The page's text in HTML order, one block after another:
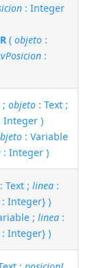
: Integer
(objeto :
:
;objeto : Text ;
Integer )
: Variable
: Integer )
: Text ;linea :
: Integer} )
;linea :
: Integer} )